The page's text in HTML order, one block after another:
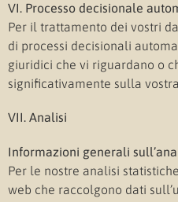
VI. Processo decisionale
Per il trattamento dei vostri
di processi decisionali
giuridici che vi riguardano o
significativamente sulla
VII. Analisi
Informazioni generali
Per le nostre analisi
web che raccolgono dati